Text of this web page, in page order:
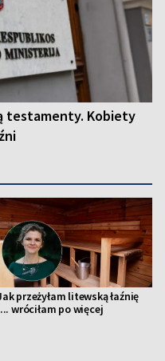
testamenty. Kobiety
przeżyłam litewską łaźnię
wróciłam po więcej